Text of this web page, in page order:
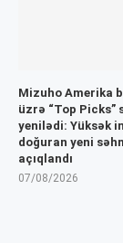
Mizuho Amerika
üzrə “Top Picks”
yenilədi: Yüksək
doğuran yeni
açıqlandı
07/08/2026